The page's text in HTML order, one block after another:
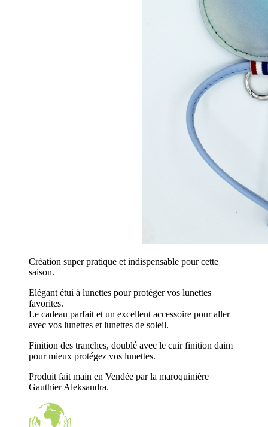
Création super pratique et indispensable pour cette
saison.
Elégant étui à lunettes pour protéger vos lunettes
favorites.
Le cadeau parfait et un excellent accessoire pour aller
avec vos lunettes et lunettes de soleil.
Finition des tranches, doublé avec le cuir finition daim
pour mieux protégez vos lunettes.
Produit fait main en Vendée par la maroquinière
Gauthier Aleksandra.